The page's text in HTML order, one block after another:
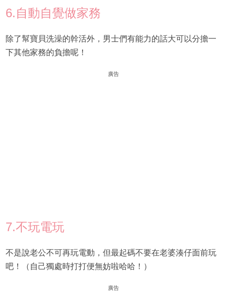
6.自動自覺做家務
除了幫寶貝洗澡的幹活外，男士們有能力的話大可以分擔一
下其他家務的負擔呢！
廣告
7.不玩電玩
不是說老公不可再玩電動，但最起碼不要在老婆湊仔面前玩
吧！（自己獨處時打打便無妨啦哈哈！）
廣告